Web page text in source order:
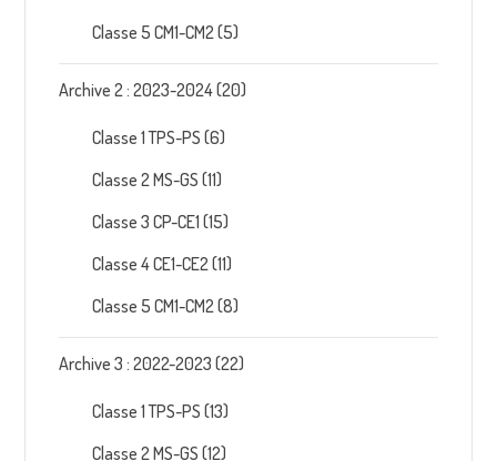
Classe 5 CM1-CM2(5)
Archive 2 : 2023-2024(20)
Classe 1 TPS-PS (6)
Classe 2 MS-GS (11)
Classe 3 CP-CE1 (15)
Classe 4 CE1-CE2(11)
Classe 5 CM1-CM2(8)
Archive 3 : 2022-2023 (22)
Classe 1 TPS-PS (13)
Classe 2 MS-GS (12)